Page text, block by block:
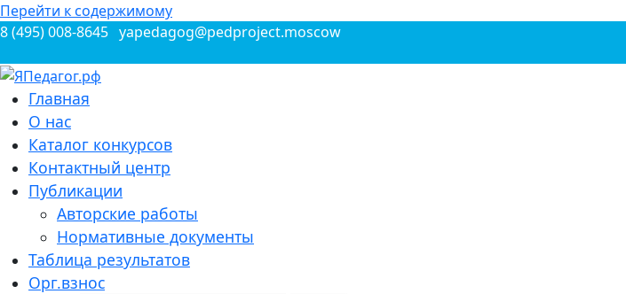
Перейти к содержимому
8 (495) 008-8645 yapedagog@pedproject.moscow
ЯПедагог.рф
Всероссийские конкурсы для педагогов
Главная
О нас
Каталог конкурсов
Контактный центр
Публикации
Авторские работы
Нормативные документы
Таблица результатов
Орг.взнос